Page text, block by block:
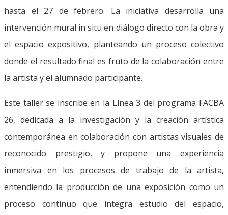
hasta el 27 de febrero. La iniciativa desarrolla una
intervención mural in situ en diálogo directo con la obra y
el espacio expositivo, planteando un proceso colectivo
donde el resultado final es fruto de la colaboración entre
la artista y el alumnado participante.
Este taller se inscribe en la Línea 3 del programa FACBA
26, dedicada a la investigación y la creación artística
contemporánea en colaboración con artistas visuales de
reconocido prestigio, y propone una experiencia
inmersiva en los procesos de trabajo de la artista,
entendiendo la producción de una exposición como un
proceso continuo que integra estudio del espacio,